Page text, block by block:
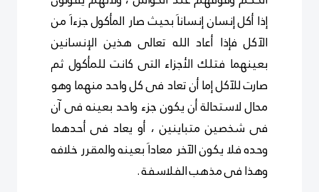
إذا أكل إنسان إنساناَ بحيث صار المأكول جزءاَ من
الآكل فإذا أعاد الله تعالى هذين الإنسانين
بعينهما فتلك الأجزاء التى كانت للمأكول ثم
صارت للآكل إما أن تعاد فى كل واحد منهما وهو
محال لاستحالة أن يكون جزء واحد بعينه فى آن
فى شخصين متباينين ، أو يعاد فى أحدهما
وحده فلا يكون الآخر معاداَ بعينه والمقرر خلافه
وهذا فى مذهب الفلاسفة .